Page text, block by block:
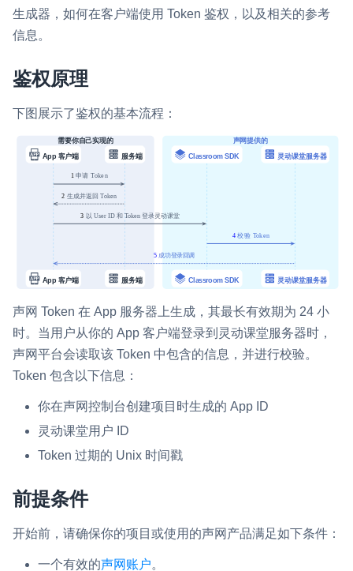
融合 CDN 直播
媒体流加速
为智能硬件提供优质的媒体流传输，实现人与人、人与物、物与
实时互动扩展能力
实时转录翻译
快速实现实时的语音转写功能
快速实现多人实时互动白板协作
微呼叫 NEW
实现智能硬件和微信小程序之间的实时音视频互通
Status Page
集中展示声网主要产品及服务的综合服务质量及可用性信息
程
云市场
生成器，如何在客户端使用 Token 鉴权，以及相关的参考
信息。
鉴权原理
下图展示了鉴权的基本流程：
声网 Token 在 App 服务器上生成，其最长有效期为 24 小
时。当用户从你的 App 客户端登录到灵动课堂服务器时，
声网平台会读取该 Token 中包含的信息，并进行校验。
Token 包含以下信息：
你在声网控制台创建项目时生成的 App ID
灵动课堂用户 ID
Token 过期的 Unix 时间戳
前提条件
开始前，请确保你的项目或使用的声网产品满足如下条件：
一个有效的声网账户。